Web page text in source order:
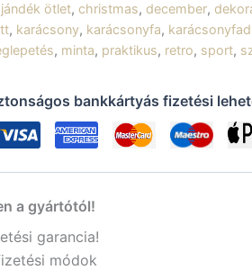
ötlet, christmas, december,
, karácsony, karácsonyfa,
, minta, praktikus, retro, sport,
bankkártyás fizetési
a gyártótól!
garancia!
módok